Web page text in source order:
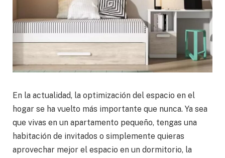
En la actualidad, la optimización del espacio en el
hogar se ha vuelto más importante que nunca. Ya sea
que vivas en un apartamento pequeño, tengas una
habitación de invitados o simplemente quieras
aprovechar mejor el espacio en un dormitorio, la